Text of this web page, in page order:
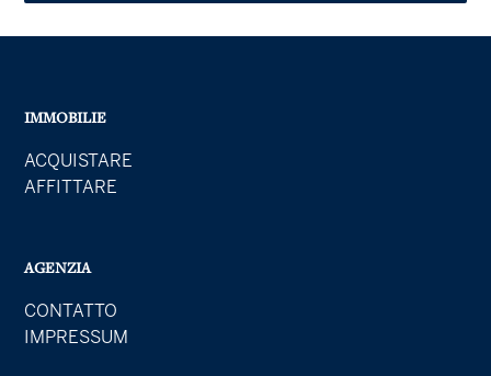
IMMOBILIE
ACQUISTARE
AFFITTARE
AGENZIA
CONTATTO
IMPRESSUM